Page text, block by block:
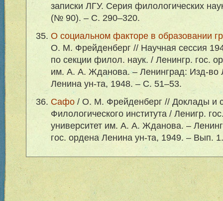
записки ЛГУ. Серия филологических
(№ 90). – С. 290–320.
О социальном факторе в образовании
О. М. Фрейденберг // Научная сессия
по секции филол. наук. / Ленингр. гос.
им. А. А. Жданова. – Ленинград: Изд-во
Ленина ун-та, 1948. – С. 51–53.
Сафо/ О. М. Фрейденберг // Доклады и
Филологического института / Ленигр.
университет им. А. А. Жданова. –
гос. ордена Ленина ун-та, 1949. – Вып.